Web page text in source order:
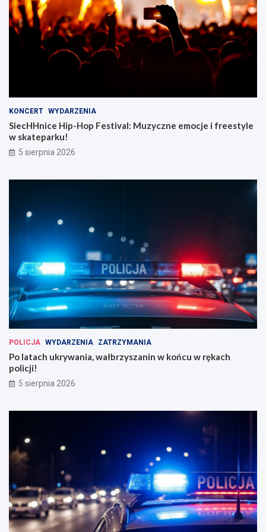
KONCERT WYDARZENIA
SiecHHnice Hip-Hop Festival: Muzyczne emocje i freestyle
w skateparku!
5 sierpnia 2026
POLICJA WYDARZENIA ZATRZYMANIA
Po latach ukrywania, wałbrzyszanin w końcu w rękach
policji!
5 sierpnia 2026